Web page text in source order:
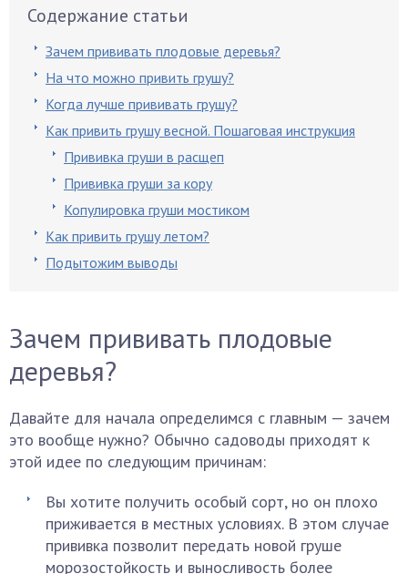
Содержание статьи
Зачем прививать плодовые деревья?
На что можно привить грушу?
Когда лучше прививать грушу?
Как привить грушу весной. Пошаговая инструкция
Прививка груши в расщеп
Прививка груши за кору
Копулировка груши мостиком
Как привить грушу летом?
Подытожим выводы
Зачем прививать плодовые
деревья?
Давайте для начала определимся с главным — зачем
это вообще нужно? Обычно садоводы приходят к
этой идее по следующим причинам:
Вы хотите получить особый сорт, но он плохо
приживается в местных условиях. В этом случае
прививка позволит передать новой груше
морозостойкость и выносливость более